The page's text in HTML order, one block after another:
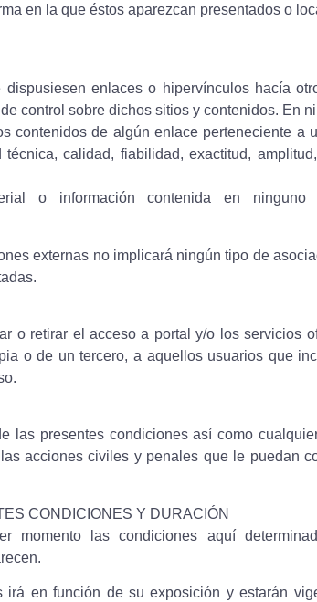
en la que éstos aparezcan presentados o
enlaces o hipervínculos hacía
control sobre dichos sitios y contenidos. En
contenidos de algún enlace perteneciente a
calidad, fiabilidad, exactitud,
o información contenida en ninguno
externas no implicará ningún tipo de
o retirar el acceso a portal y/o los servicios
o de un tercero, a aquellos usuarios que
las presentes condiciones así como
acciones civiles y penales que le puedan
CONDICIONES Y DURACIÓN
momento las condiciones aquí
irá en función de su exposición y estarán